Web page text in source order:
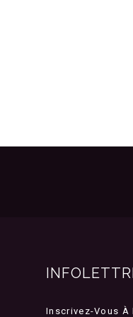
Inscrivez-Vous